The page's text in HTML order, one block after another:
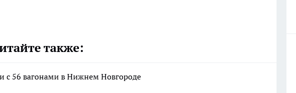
также:
с 56 вагонами в Нижнем Новгороде